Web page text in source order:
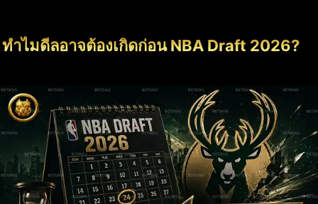
ทำไมดีลอาจต้องเกิดก่อน NBA Draft 2026?